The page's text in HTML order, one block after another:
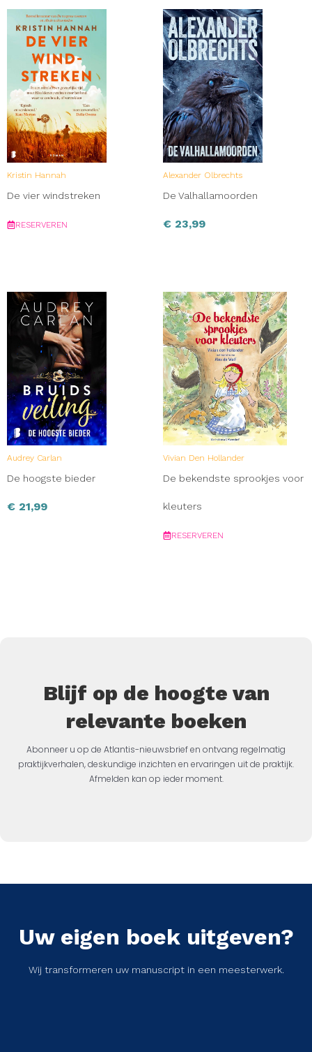
Kristin Hannah
De vier windstreken
RESERVEREN
Alexander Olbrechts
De Valhallamoorden
€ 23,99
Audrey Carlan
De hoogste bieder
€ 21,99
Vivian Den Hollander
De bekendste sprookjes voor
kleuters
RESERVEREN
Blijf op de hoogte van
relevante boeken
Abonneer u op de Atlantis-nieuwsbrief en ontvang regelmatig
praktijkverhalen, deskundige inzichten en ervaringen uit de praktijk.
Afmelden kan op ieder moment.
Uw eigen boek uitgeven?
Wij transformeren uw manuscript in een meesterwerk.